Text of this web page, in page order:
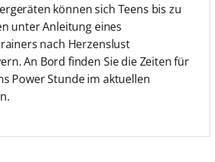
können sich Teens bis zu
unter Anleitung eines
nach Herzenslust
An Bord finden Sie die Zeiten für
Power Stunde im aktuellen